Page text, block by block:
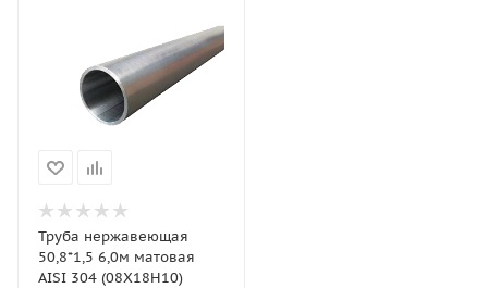
Труба нержавеющая
50,8*1,5 6,0м матовая
AISI 304 (08Х18Н10)